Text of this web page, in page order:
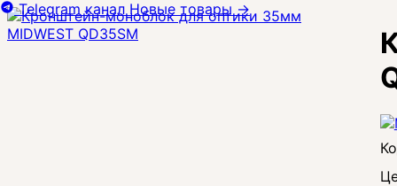
Telegram канал Новые товары→